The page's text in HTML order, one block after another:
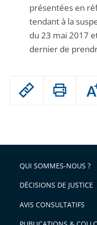
Passer
arriver
après
ou
l'article
pour
avant
présentées en
tendant à la
du 23 mai 2017
dernier de
QUI SOMMES-NOUS ?
DÉCISIONS DE JUSTICE
AVIS CONSULTATIFS